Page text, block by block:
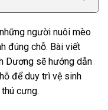
người nuôi mèo
đúng chỗ. Bài viết
Dương sẽ hướng dẫn
để duy trì vệ sinh
cưng.